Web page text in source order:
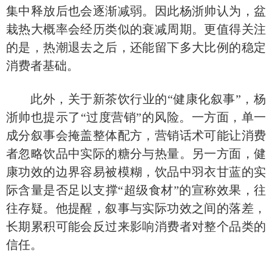
集中释放后也会逐渐减弱。因此杨浙帅认为，盆
栽热大概率会经历类似的衰减周期。更值得关注
的是，热潮退去之后，还能留下多大比例的稳定
消费者基础。
此外，关于新茶饮行业的“健康化叙事”，杨
浙帅也提示了“过度营销”的风险。一方面，单一
成分叙事会掩盖整体配方，营销话术可能让消费
者忽略饮品中实际的糖分与热量。另一方面，健
康功效的边界容易被模糊，饮品中羽衣甘蓝的实
际含量是否足以支撑“超级食材”的宣称效果，往
往存疑。他提醒，叙事与实际功效之间的落差，
长期累积可能会反过来影响消费者对整个品类的
信任。